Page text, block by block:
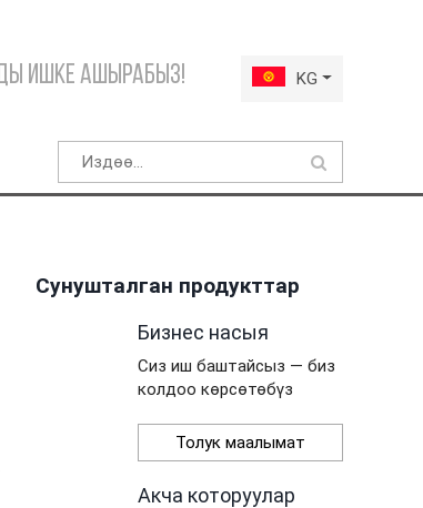
KG
ишке ашырабыз!
Сунушталган продукттар
Бизнес насыя
Сиз иш баштайсыз — биз
колдоо көрсөтөбүз
Толук маалымат
Акча которуулар